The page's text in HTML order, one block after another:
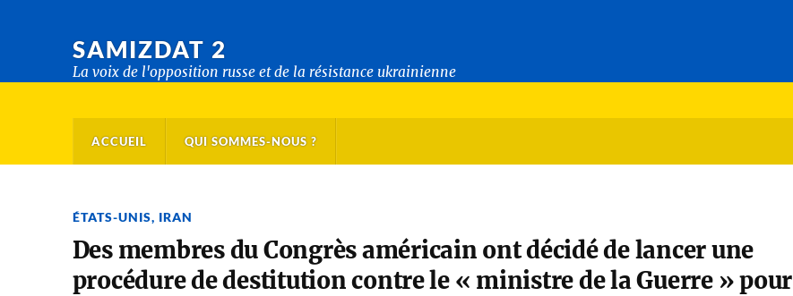
SAMIZDAT 2
La voix de l'opposition russe et de la résistance ukrainienne
ACCUEIL QUI SOMMES-NOUS ?
ÉTATS-UNIS, IRAN
Des membres du Congrès américain ont décidé de lancer une
procédure de destitution contre le « ministre de la Guerre » pour